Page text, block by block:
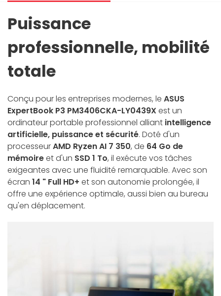
Puissance
professionnelle, mobilité
totale
Conçu pour les entreprises modernes, le ASUS
ExpertBook P3 PM3406CKA-LY0439X est un
ordinateur portable professionnel alliant intelligence
artificielle, puissance et sécurité. Doté d'un
processeurAMD Ryzen AI 7 350, de 64 Go de
mémoireet d'un SSD 1 To, il exécute vos tâches
exigeantes avec une fluidité remarquable. Avec son
écran 14 " Full HD+ et son autonomie prolongée, il
offre une expérience optimale, aussi bien au bureau
qu'en déplacement.